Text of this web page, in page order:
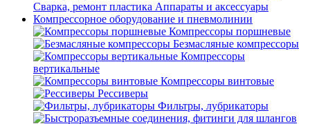
Сварка, ремонт пластика Аппараты и аксессуары
Компрессорное оборудование и пневмолинии
Компрессоры поршневые
Безмасляные компрессоры
Компрессоры
вертикальные
Компрессоры винтовые
Рессиверы
Фильтры, лубрикаторы